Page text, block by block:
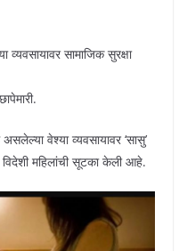
सामाजिक सुरक्षा
वेश्या व्यवसायावर ‘सासु’
विदेशी महिलांची सूटका केली आहे.